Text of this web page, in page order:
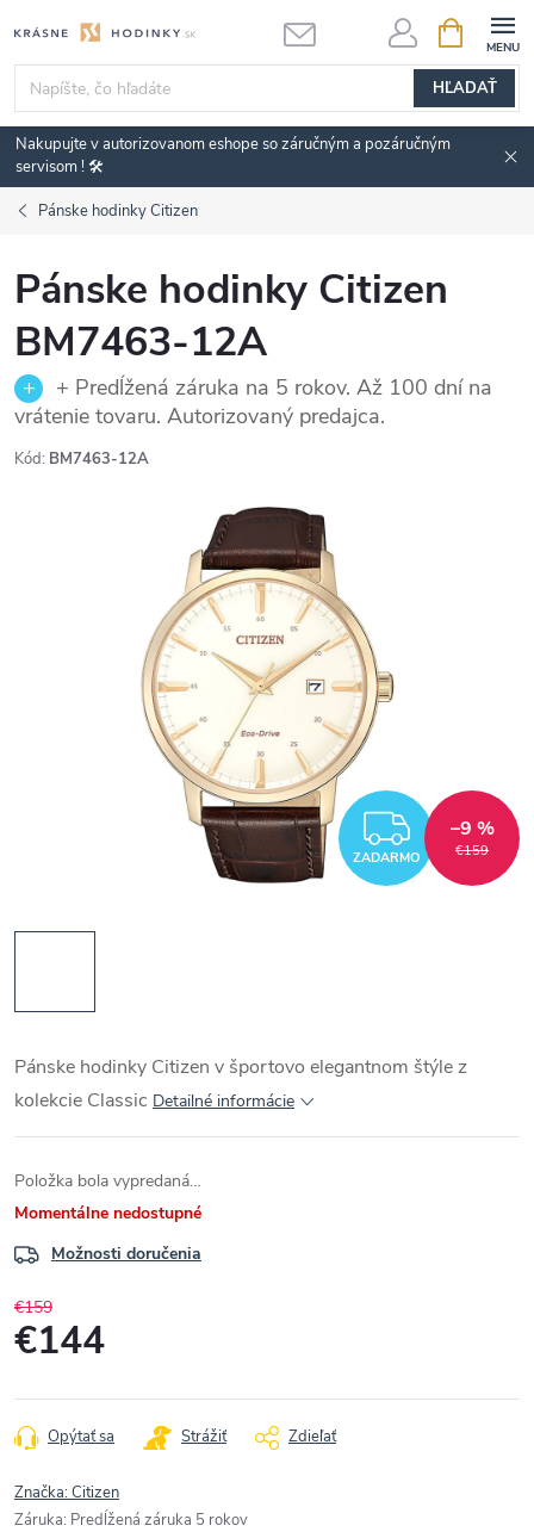
na
obsah
HĽADAŤ
KOŠÍK
Nakupujte v autorizovanom eshope so záručným a pozáručným
servisom ! 🛠️
Pánske hodinky Citizen
Pánske hodinky Citizen
BM7463-12A
+ Predĺžená záruka na 5 rokov. Až 100 dní na
vrátenie tovaru. Autorizovaný predajca.
Kód: BM7463-12A
ZADARMO €159
–9 %
Pánske hodinky Citizen v športovo elegantnom štýle z
kolekcie Classic Detailné informácie
Položka bola vypredaná…
Momentálne nedostupné
Možnosti doručenia
€159
€144
cena:
Opýtať sa Strážiť Zdieľať
Značka:Citizen
Záruka: Predĺžená záruka 5 rokov